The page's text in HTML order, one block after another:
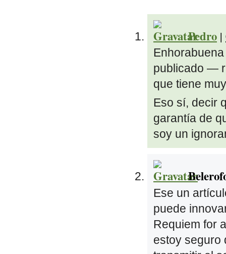
Pedro |
publicado —
que tiene
Eso sí, decir
garantía de
soy un
Ese un
puede
Requiem for
estoy seguro